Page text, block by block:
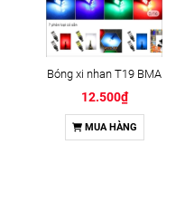
Bóng xi nhan T19 BMA
12.500₫
MUA HÀNG